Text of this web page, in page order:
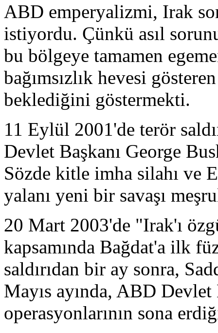
ABD emperyalizmi, Irak
istiyordu. Çünkü asıl
bu bölgeye tamamen
bağımsızlık hevesi
beklediğini göstermekti.
11 Eylül 2001'de terör
Devlet Başkanı George
Sözde kitle imha silahı ve
yalanı yeni bir savaşı
20 Mart 2003'de "Irak'ı
kapsamında Bağdat'a ilk
saldırıdan bir ay sonra,
Mayıs ayında, ABD Devlet
operasyonlarının sona